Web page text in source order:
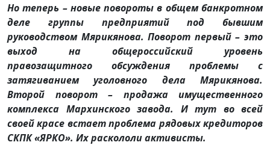
Но теперь – новые повороты в общем банкротном
деле группы предприятий под бывшим
руководством Мярикянова. Поворот первый – это
выход на общероссийский уровень
правозащитного обсуждения проблемы с
затягиванием уголовного дела Мярикянова.
Второй поворот – продажа имущественного
комплекса Мархинского завода. И тут во всей
своей красе встает проблема рядовых кредиторов
СКПК «ЯРКО». Их раскололи активисты.